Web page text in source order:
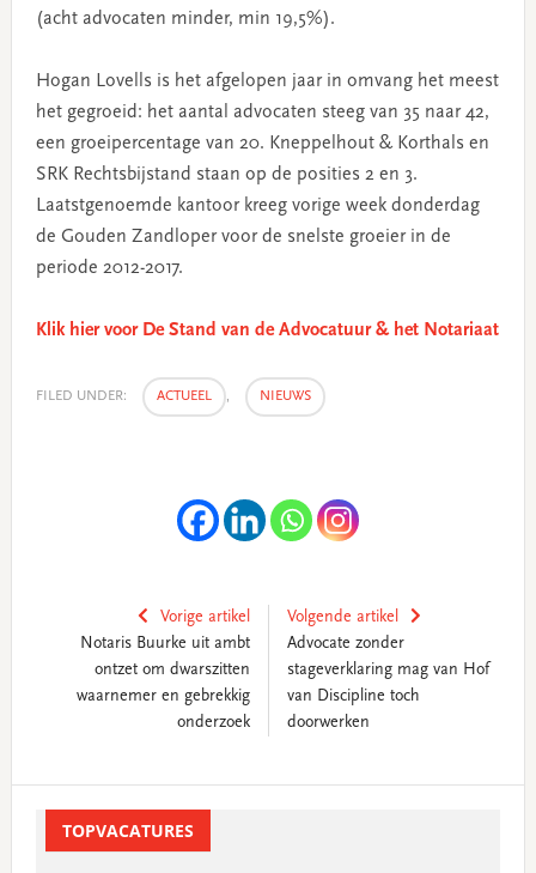
(acht advocaten minder, min 19,5%).
Hogan Lovells is het afgelopen jaar in omvang het meest
het gegroeid: het aantal advocaten steeg van 35 naar 42,
een groeipercentage van 20. Kneppelhout & Korthals en
SRK Rechtsbijstand staan op de posities 2 en 3.
Laatstgenoemde kantoor kreeg vorige week donderdag
de Gouden Zandloper voor de snelste groeier in de
periode 2012-2017.
Klik hier voor De Stand van de Advocatuur & het Notariaat
FILED UNDER: ACTUEEL , NIEUWS
Vorige artikel
Notaris Buurke uit ambt
ontzet om dwarszitten
waarnemer en gebrekkig
onderzoek
Volgende artikel
Advocate zonder
stageverklaring mag van Hof
van Discipline toch
doorwerken
SidebarTOPVACATURES